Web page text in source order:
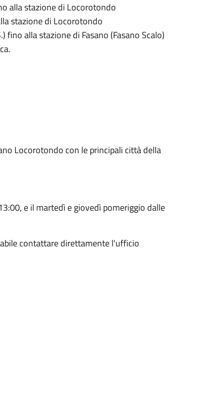
alla stazione di Locorotondo
stazione di Locorotondo
fino alla stazione di Fasano (Fasano Scalo)
Locorotondo con le principali città della
e il martedì e giovedì pomeriggio dalle
contattare direttamente l'ufficio